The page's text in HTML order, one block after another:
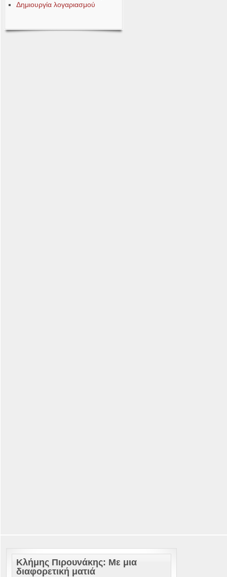
Δημιουργία λογαριασμού
Κλήμης Πιρουνάκης: Με μια
διαφορετική ματιά